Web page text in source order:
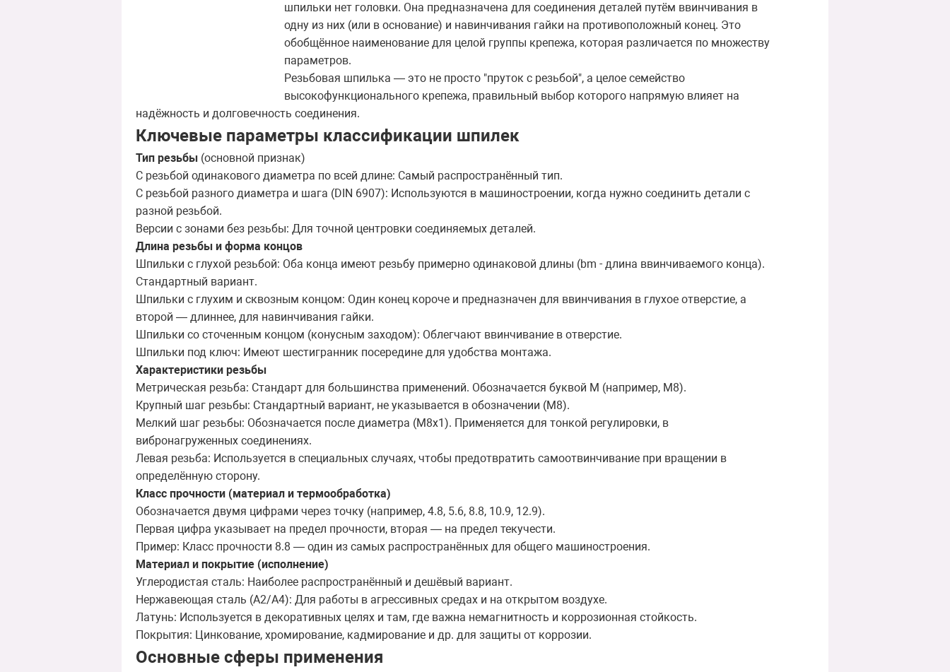
шпильки нет головки. Она предназначена для соединения деталей путём ввинчивания в
одну из них (или в основание) и навинчивания гайки на противоположный конец. Это
обобщённое наименование для целой группы крепежа, которая различается по множеству
параметров.
Резьбовая шпилька — это не просто "пруток с резьбой", а целое семейство
высокофункционального крепежа, правильный выбор которого напрямую влияет на
надёжность и долговечность соединения.
Ключевые параметры классификации шпилек
Тип резьбы (основной признак)
С резьбой одинакового диаметра по всей длине: Самый распространённый тип.
С резьбой разного диаметра и шага (DIN 6907): Используются в машиностроении, когда нужно соединить детали с
разной резьбой.
Версии с зонами без резьбы: Для точной центровки соединяемых деталей.
Длина резьбы и форма концов
Шпильки с глухой резьбой: Оба конца имеют резьбу примерно одинаковой длины (bm - длина ввинчиваемого конца).
Стандартный вариант.
Шпильки с глухим и сквозным концом: Один конец короче и предназначен для ввинчивания в глухое отверстие, а
второй — длиннее, для навинчивания гайки.
Шпильки со сточенным концом (конусным заходом): Облегчают ввинчивание в отверстие.
Шпильки под ключ: Имеют шестигранник посередине для удобства монтажа.
Характеристики резьбы
Метрическая резьба: Стандарт для большинства применений. Обозначается буквой M (например, М8).
Крупный шаг резьбы: Стандартный вариант, не указывается в обозначении (М8).
Мелкий шаг резьбы: Обозначается после диаметра (М8х1). Применяется для тонкой регулировки, в
вибронагруженных соединениях.
Левая резьба: Используется в специальных случаях, чтобы предотвратить самоотвинчивание при вращении в
определённую сторону.
Класс прочности (материал и термообработка)
Обозначается двумя цифрами через точку (например, 4.8, 5.6, 8.8, 10.9, 12.9).
Первая цифра указывает на предел прочности, вторая — на предел текучести.
Пример: Класс прочности 8.8 — один из самых распространённых для общего машиностроения.
Материал и покрытие (исполнение)
Углеродистая сталь: Наиболее распространённый и дешёвый вариант.
Нержавеющая сталь (A2/A4): Для работы в агрессивных средах и на открытом воздухе.
Латунь: Используется в декоративных целях и там, где важна немагнитность и коррозионная стойкость.
Покрытия: Цинкование, хромирование, кадмирование и др. для защиты от коррозии.
Основные сферы применения